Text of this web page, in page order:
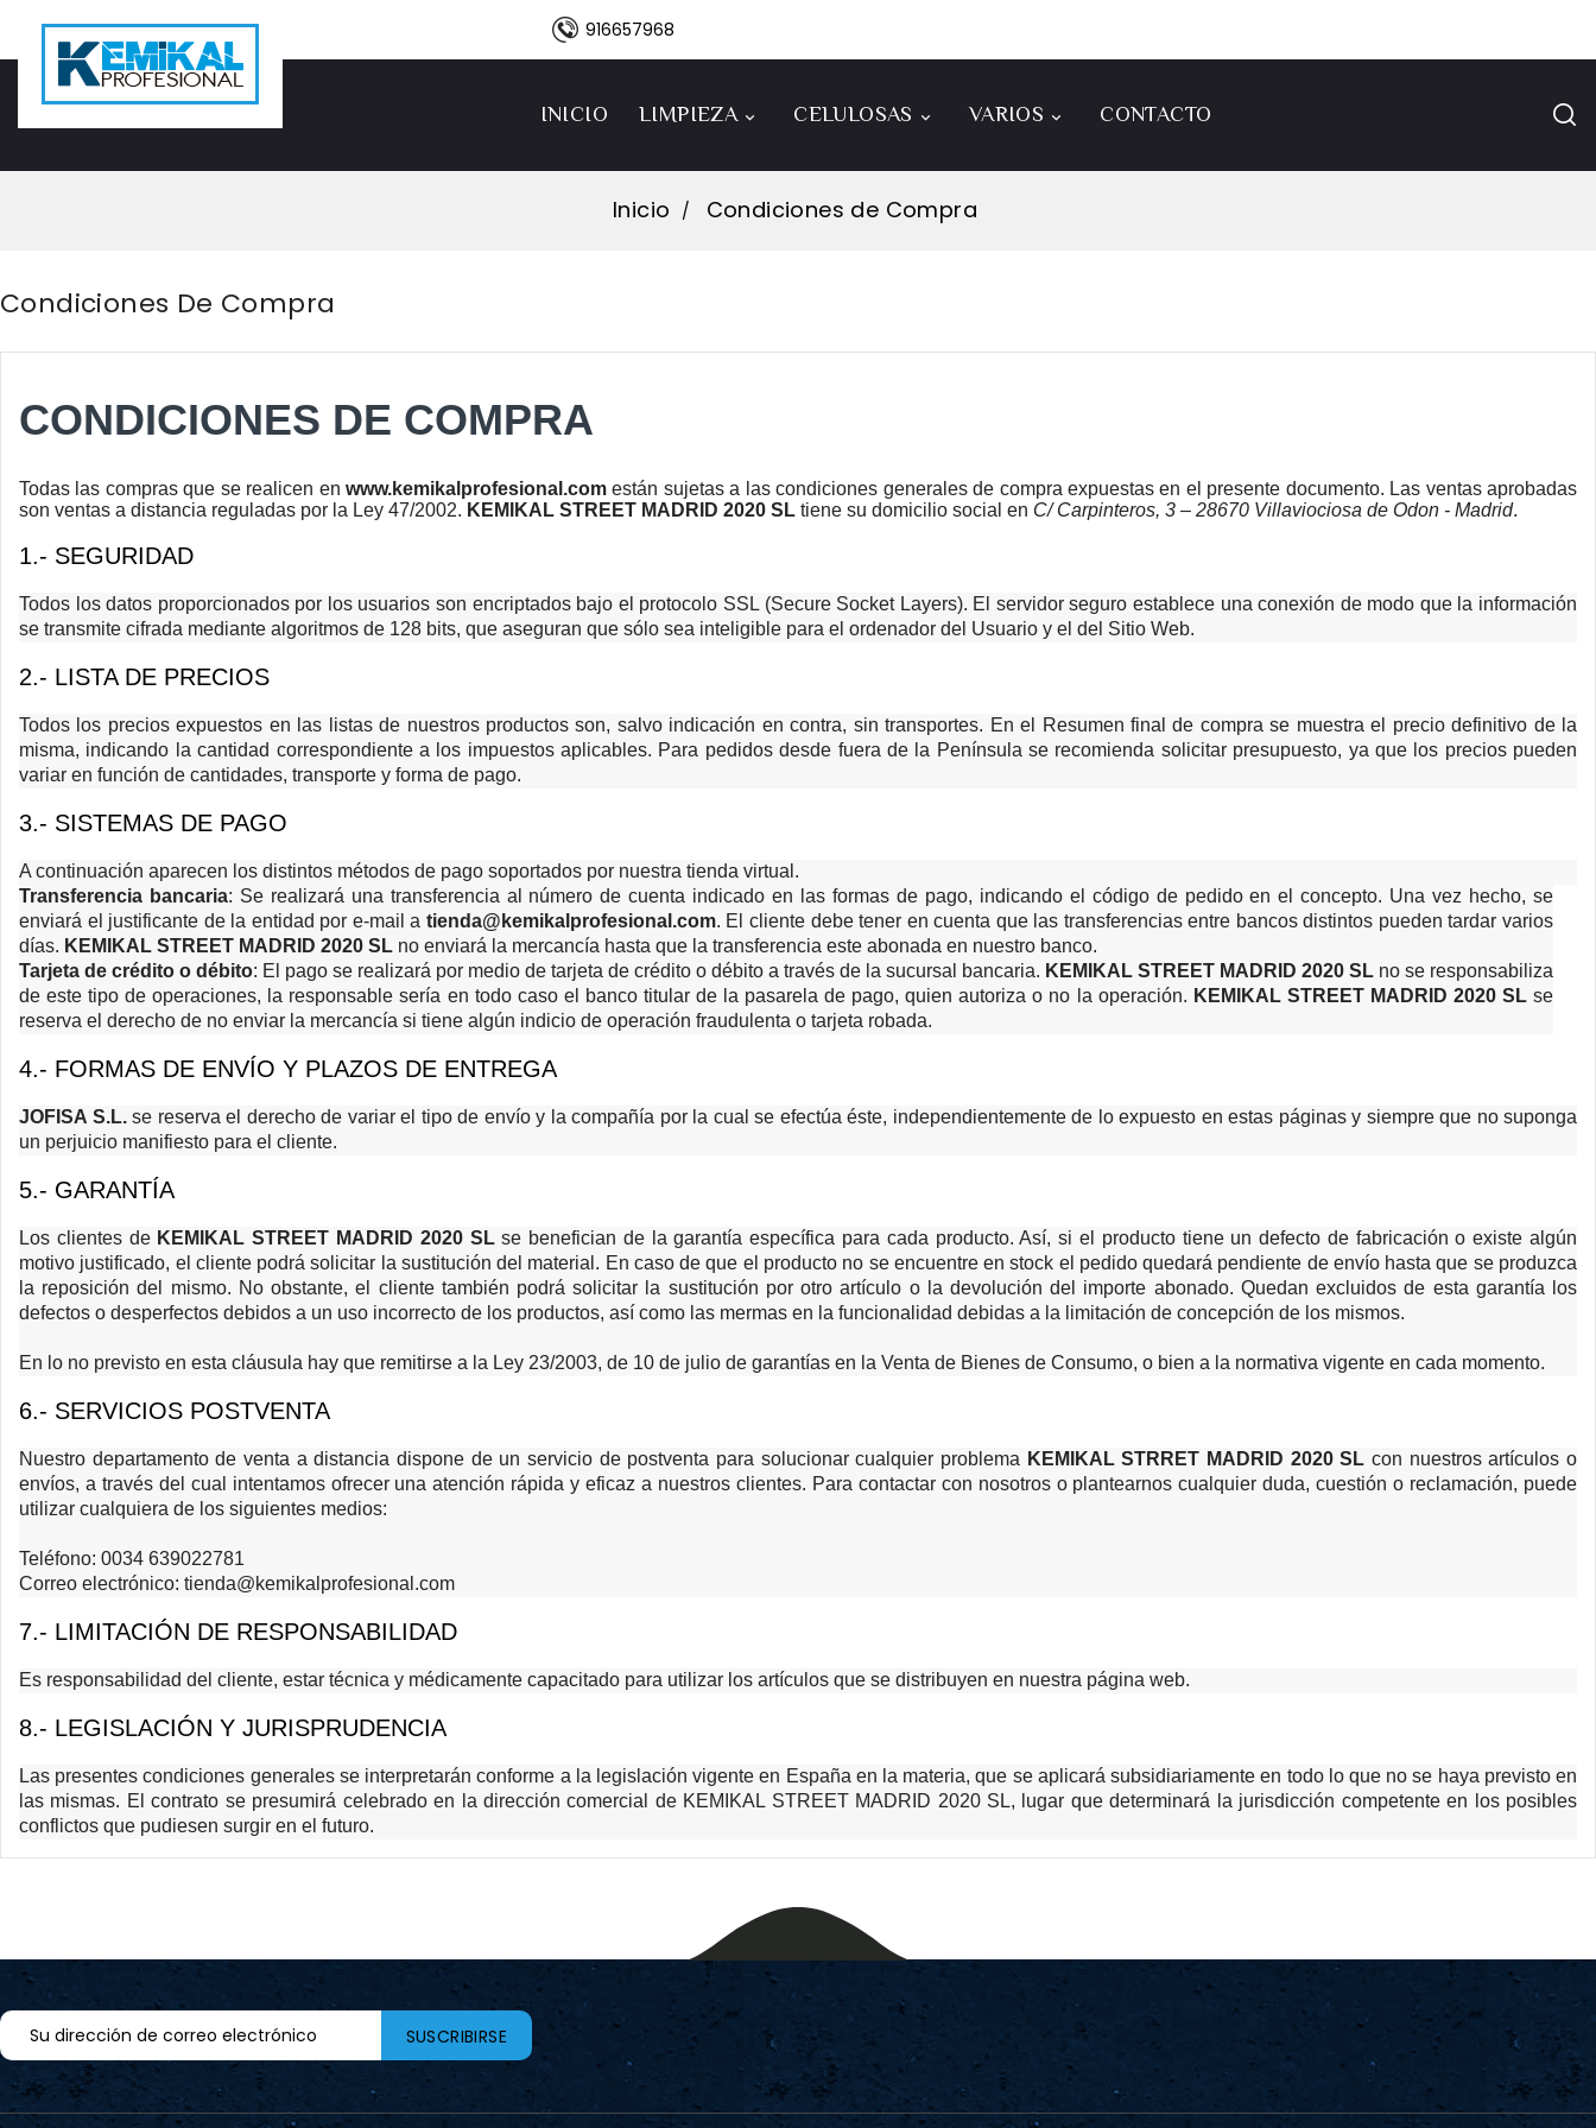
916657968
INICIO 
LIMPIEZA 
CELULOSAS 
VARIOS CONTACTO
Inicio Condiciones de Compra
Condiciones De Compra
CONDICIONES DE COMPRA
Todas las compras que se realicen enwww.kemikalprofesional.com están sujetas a las condiciones generales de compra expuestas en el presente documento. Las ventas aprobadas
son ventas a distancia reguladas por la Ley 47/2002. KEMIKAL STREET MADRID 2020 SL tiene su domicilio social en C/ Carpinteros, 3 – 28670 Villaviociosa de Odon - Madrid.
1.- SEGURIDAD
Todos los datos proporcionados por los usuarios son encriptados bajo el protocolo SSL (Secure Socket Layers). El servidor seguro establece una conexión de modo que la información
se transmite cifrada mediante algoritmos de 128 bits, que aseguran que sólo sea inteligible para el ordenador del Usuario y el del Sitio Web.
2.- LISTA DE PRECIOS
Todos los precios expuestos en las listas de nuestros productos son, salvo indicación en contra, sin transportes. En el Resumen final de compra se muestra el precio definitivo de la
misma, indicando la cantidad correspondiente a los impuestos aplicables. Para pedidos desde fuera de la Península se recomienda solicitar presupuesto, ya que los precios pueden
variar en función de cantidades, transporte y forma de pago.
3.- SISTEMAS DE PAGO
A continuación aparecen los distintos métodos de pago soportados por nuestra tienda virtual.
Transferencia bancaria: Se realizará una transferencia al número de cuenta indicado en las formas de pago, indicando el código de pedido en el concepto. Una vez hecho, se
enviará el justificante de la entidad por e-mail a tienda@kemikalprofesional.com. El cliente debe tener en cuenta que las transferencias entre bancos distintos pueden tardar varios
días. KEMIKAL STREET MADRID 2020 SL no enviará la mercancía hasta que la transferencia este abonada en nuestro banco.
Tarjeta de crédito o débito: El pago se realizará por medio de tarjeta de crédito o débito a través de la sucursal bancaria. KEMIKAL STREET MADRID 2020 SL no se responsabiliza
de este tipo de operaciones, la responsable sería en todo caso el banco titular de la pasarela de pago, quien autoriza o no la operación. KEMIKAL STREET MADRID 2020 SLse
reserva el derecho de no enviar la mercancía si tiene algún indicio de operación fraudulenta o tarjeta robada.
4.- FORMAS DE ENVÍO Y PLAZOS DE ENTREGA
JOFISA S.L.se reserva el derecho de variar el tipo de envío y la compañía por la cual se efectúa éste, independientemente de lo expuesto en estas páginas y siempre que no suponga
un perjuicio manifiesto para el cliente.
5.- GARANTÍA
Los clientes de KEMIKAL STREET MADRID 2020 SLse benefician de la garantía específica para cada producto. Así, si el producto tiene un defecto de fabricación o existe algún
motivo justificado, el cliente podrá solicitar la sustitución del material. En caso de que el producto no se encuentre en stock el pedido quedará pendiente de envío hasta que se produzca
la reposición del mismo. No obstante, el cliente también podrá solicitar la sustitución por otro artículo o la devolución del importe abonado. Quedan excluidos de esta garantía los
defectos o desperfectos debidos a un uso incorrecto de los productos, así como las mermas en la funcionalidad debidas a la limitación de concepción de los mismos.
En lo no previsto en esta cláusula hay que remitirse a la Ley 23/2003, de 10 de julio de garantías en la Venta de Bienes de Consumo, o bien a la normativa vigente en cada momento.
6.- SERVICIOS POSTVENTA
Nuestro departamento de venta a distancia dispone de un servicio de postventa para solucionar cualquier problema KEMIKAL STRRET MADRID 2020 SL con nuestros artículos o
envíos, a través del cual intentamos ofrecer una atención rápida y eficaz a nuestros clientes. Para contactar con nosotros o plantearnos cualquier duda, cuestión o reclamación, puede
utilizar cualquiera de los siguientes medios:
Teléfono: 0034 639022781
Correo electrónico: tienda@kemikalprofesional.com
7.- LIMITACIÓN DE RESPONSABILIDAD
Es responsabilidad del cliente, estar técnica y médicamente capacitado para utilizar los artículos que se distribuyen en nuestra página web.
8.- LEGISLACIÓN Y JURISPRUDENCIA
Las presentes condiciones generales se interpretarán conforme a la legislación vigente en España en la materia, que se aplicará subsidiariamente en todo lo que no se haya previsto en
las mismas. El contrato se presumirá celebrado en la dirección comercial de KEMIKAL STREET MADRID 2020 SL, lugar que determinará la jurisdicción competente en los posibles
conflictos que pudiesen surgir en el futuro.